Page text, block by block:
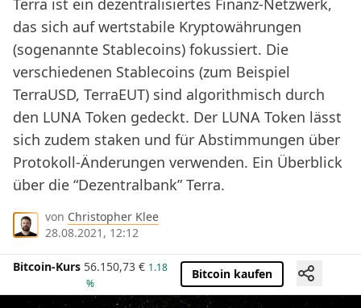
das sich auf wertstabile Kryptowährungen
(sogenannte Stablecoins) fokussiert. Die
verschiedenen Stablecoins (zum Beispiel
TerraUSD, TerraEUT) sind algorithmisch durch
den LUNA Token gedeckt. Der LUNA Token lässt
sich zudem staken und für Abstimmungen über
Protokoll-Änderungen verwenden. Ein Überblick
über die “Dezentralbank” Terra.
von Christopher Klee
28.08.2021, 12:12
Bitcoin-Kurs 56.150,73 € 1.18
%
Bitcoin kaufen